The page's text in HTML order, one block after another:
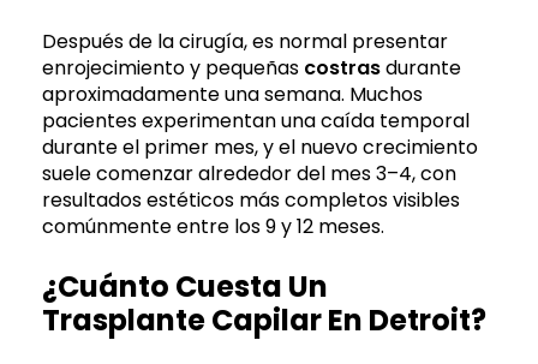
Después de la cirugía, es normal presentar
enrojecimiento y pequeñas costrasdurante
aproximadamente una semana. Muchos
pacientes experimentan una caída temporal
durante el primer mes, y el nuevo crecimiento
suele comenzar alrededor del mes 3–4, con
resultados estéticos más completos visibles
comúnmente entre los 9 y 12 meses.
¿Cuánto Cuesta Un
Trasplante Capilar En Detroit?